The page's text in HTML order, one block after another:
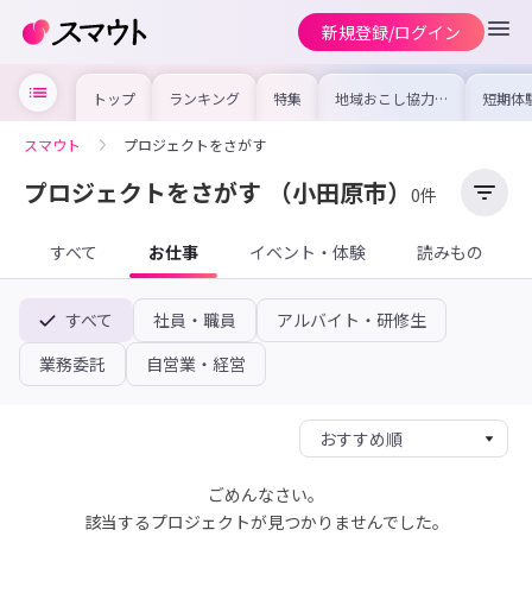
新規登録/ログイン
トップ ランキング 特集 地域おこし協力隊
の求人やイベント
を集めました！仕
けよう
短期体
り〜数
域を知
スマウト プロジェクトをさがす
プロジェクトをさがす （小田原市） 0件
すべて お仕事 イベント・体験 読みもの
すべて 社員・職員
アルバイト・研修生
業務委託
自営業・経営
ごめんなさい。
該当するプロジェクトが見つかりませんでした。